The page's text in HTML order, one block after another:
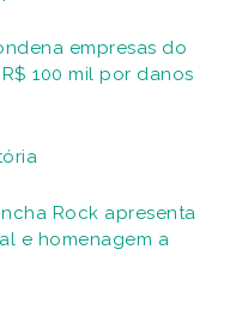
empresas do
100 mil por danos
Rock apresenta
e homenagem a